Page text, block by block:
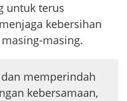
untuk terus
kebersihan
masing.
memperindah
kebersamaan,